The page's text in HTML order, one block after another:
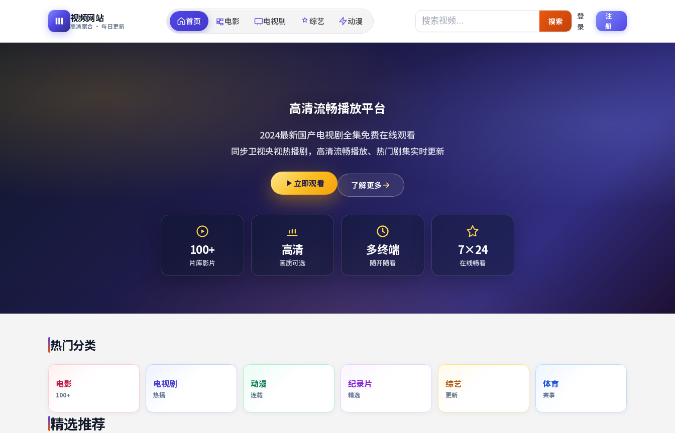
视频网站
高清聚合 · 每日更新 首页 电影 电视剧 综艺 动漫 搜索
登
录
注
册
高清流畅播放平台
2024最新国产电视剧全集免费在线观看
同步卫视央视热播剧，高清流畅播放、热门剧集实时更新
立即观看 了解更多
100+
片库影片
高清
画质可选
多终端
随开随看
7×24
在线畅看
热门分类
电影
100+
电视剧
热播
动漫
连载
纪录片
精选
综艺
更新
体育
赛事
精选推荐